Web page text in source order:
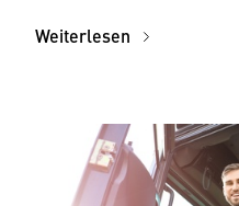
Weiterlesen